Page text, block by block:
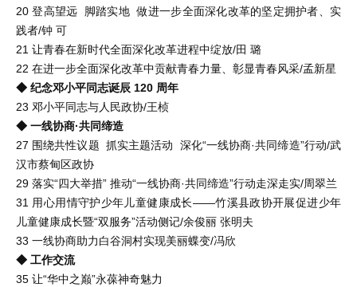
20 登高望远 脚踏实地 做进一步全面深化改革的坚定拥护者、实
践者/钟 可
21 让青春在新时代全面深化改革进程中绽放/田 璐
22 在进一步全面深化改革中贡献青春力量、彰显青春风采/孟新星
◆ 纪念邓小平同志诞辰 120 周年
23 邓小平同志与人民政协/王桢
◆ 一线协商·共同缔造
27 围绕共性议题 抓实主题活动 深化“一线协商·共同缔造”行动/武
汉市蔡甸区政协
29 落实“四大举措” 推动“一线协商·共同缔造”行动走深走实/周翠兰
31 用心用情守护少年儿童健康成长——竹溪县政协开展促进少年
儿童健康成长暨“双服务”活动侧记/余俊丽 张明夫
33 一线协商助力白谷洞村实现美丽蝶变/冯欣
◆ 工作交流
35 让“华中之巅”永葆神奇魅力